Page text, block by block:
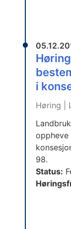
i
Høring |
oppheve
98.
Status: